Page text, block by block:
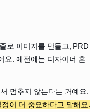
로 이미지를 만들고, PRD
요. 예전에는 디자이너 혼
멈추지 않는다는 거예요.
이 더 중요하다고 말해요.